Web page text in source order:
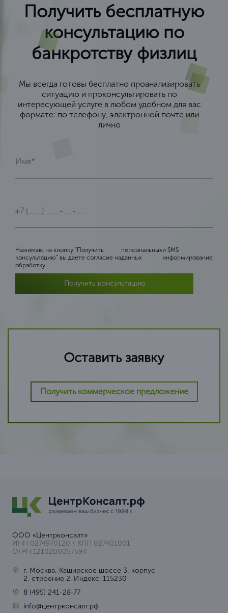
Получить бесплатную
консультацию по
банкротству физлиц
Мы всегда готовы бесплатно проанализировать
ситуацию и проконсультировать по
интересующей услуге в любом удобном для вас
формате: по телефону, электронной почте или
лично
Нажимаю на кнопку “Получить
консультацию” вы даете согласие на
обработку
персональных
данных
и SMS
информирование
Получить консультацию
Оставить заявку
Получить коммерческое предложение
ООО «Центрконсалт»
ИНН 0274970120 \ КПП 027401001
ОГРН 1210200057594
г. Москва, Каширское шоссе 3, корпус
2, строение 2. Индекс: 115230
8 (495) 241-28-77
info@центрконсалт.рф